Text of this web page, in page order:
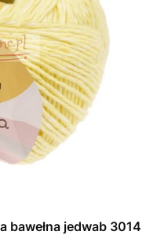
bawełna jedwab 3014